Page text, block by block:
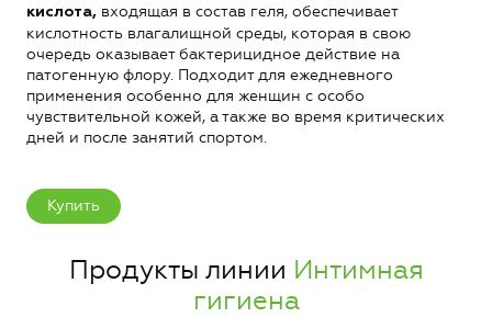
кислота, входящая в состав геля, обеспечивает
кислотность влагалищной среды, которая в свою
очередь оказывает бактерицидное действие на
патогенную флору. Подходит для ежедневного
применения особенно для женщин с особо
чувствительной кожей, а также во время критических
дней и после занятий спортом.
Купить
Продукты линии Интимная
гигиена